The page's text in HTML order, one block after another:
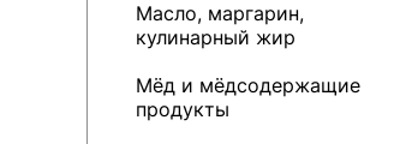
Масло, маргарин,
кулинарный жир
Мёд и мёдсодержащие
продукты